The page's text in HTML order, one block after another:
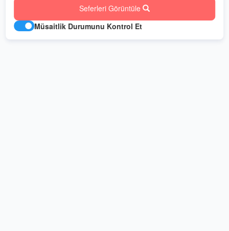
Seferleri Görüntüle
Müsaitlik Durumunu Kontrol Et